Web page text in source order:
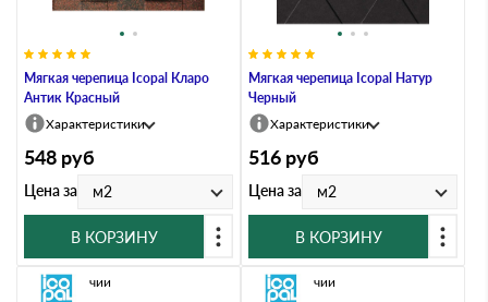
Мягкая черепица Icopal Кларо
Антик Красный
Характеристики
548 руб
Цена за м2
В КОРЗИНУ
Мягкая черепица Icopal Натур
Черный
Характеристики
516 руб
Цена за м2
В КОРЗИНУ
В наличии В наличии